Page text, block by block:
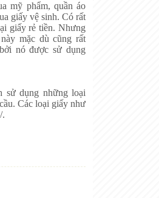
mỹ phẩm, quần áo
giấy vệ sinh. Có rất
giấy rẻ tiền. Nhưng
mặc dù cũng rất
nó được sử dụng
sử dụng những loại
Các loại giấy như
.